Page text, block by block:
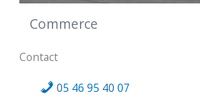
Commerce
Contact
05 46 95 40 07